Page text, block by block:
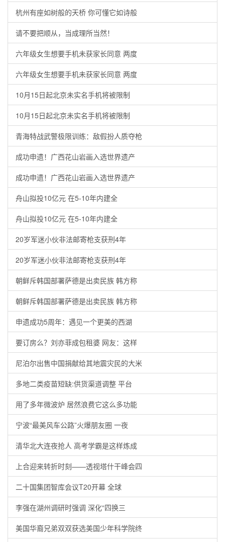
杭州有座如树般的天桥 你可懂它如诗般
请不要把顺从，当成理所当然！
六年级女生想要手机未获家长同意 两度
六年级女生想要手机未获家长同意 两度
10月15日起北京未实名手机将被限制
10月15日起北京未实名手机将被限制
青海特战武警极限训练：敌假扮人质夺枪
成功申遗！广西花山岩画入选世界遗产
成功申遗！广西花山岩画入选世界遗产
舟山拟投10亿元 在5-10年内建全
舟山拟投10亿元 在5-10年内建全
20岁军迷小伙非法邮寄枪支获刑4年
20岁军迷小伙非法邮寄枪支获刑4年
朝鲜斥韩国部署萨德是出卖民族 韩方称
朝鲜斥韩国部署萨德是出卖民族 韩方称
申遗成功5周年：遇见一个更美的西湖
要订房么？刘亦菲成包租婆 网友：这样
尼泊尔出售中国捐献给其地震灾民的大米
多地二类疫苗短缺:供货渠道调整 平台
用了多年微波炉 居然浪费它这么多功能
宁波“最美风车公路”火爆朋友圈 一夜
清华北大连夜抢人 高考学霸是这样炼成
上合迎来转折时刻——透视塔什干峰会四
二十国集团智库会议T20开幕 全球
李强在湖州调研时强调 深化“四换三
美国华裔兄弟双双获选美国少年科学院终